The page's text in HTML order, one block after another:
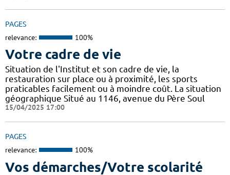
PAGES
relevance: 100%
Votre cadre de vie
Situation de l'Institut et son cadre de vie, la
restauration sur place ou à proximité, les sports
praticables facilement ou à moindre coût. La situation
géographique Situé au 1146, avenue du Père Soul
15/04/2025 17:00
PAGES
relevance: 100%
Vos démarches/Votre scolarité